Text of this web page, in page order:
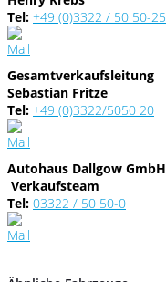
Tel: +49 (0)3322 / 50 50-25
Gesamtverkaufsleitung
Sebastian Fritze
Tel: +49 (0)3322/5050 20
Autohaus Dallgow GmbH
Verkaufsteam
Tel: 03322 / 50 50-0